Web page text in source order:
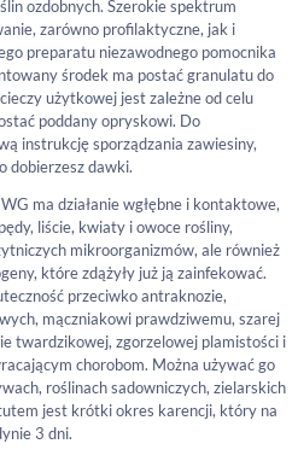
ozdobnych. Szerokie spektrum
zarówno profilaktyczne, jak i
preparatu niezawodnego pomocnika
środek ma postać granulatu do
użytkowej jest zależne od celu
poddany opryskowi. Do
instrukcję sporządzania zawiesiny,
dobierzesz dawki.
ma działanie wgłębne i kontaktowe,
liście, kwiaty i owoce rośliny,
mikroorganizmów, ale również
które zdążyły już ją zainfekować.
przeciwko antraknozie,
mączniakowi prawdziwemu, szarej
twardzikowej, zgorzelowej plamistości i
chorobom. Można używać go
roślinach sadowniczych, zielarskich
jest krótki okres karencji, który na
3 dni.